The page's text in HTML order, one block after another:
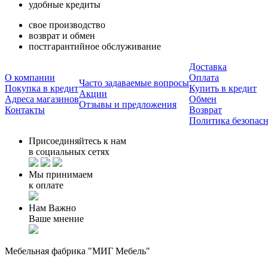
удобные кредиты
свое производство
возврат и обмен
постгарантийное обслуживание
О компании
Покупка в кредит
Адреса магазинов
Контакты
Часто задаваемые вопросы
Акции
Отзывы и предложения
Доставка
Оплата
Купить в кредит
Обмен
Возврат
Политика
Присоединяйтесь к нам
в социальных сетях
Мы принимаем
к оплате
Нам Важно
Ваше мнение
Мебельная фабрика "МИГ Мебель"